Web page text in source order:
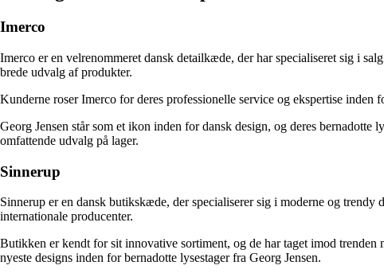
Imerco
Imerco er en velrenommeret dansk detailkæde, der har specialiseret sig i
brede udvalg af produkter.
Kunderne roser Imerco for deres professionelle service og ekspertise
Georg Jensen står som et ikon inden for dansk design, og deres bernadotte
omfattende udvalg på lager.
Sinnerup
Sinnerup er en dansk butikskæde, der specialiserer sig i moderne og
internationale producenter.
Butikken er kendt for sit innovative sortiment, og de har taget imod
nyeste designs inden for bernadotte lysestager fra Georg Jensen.